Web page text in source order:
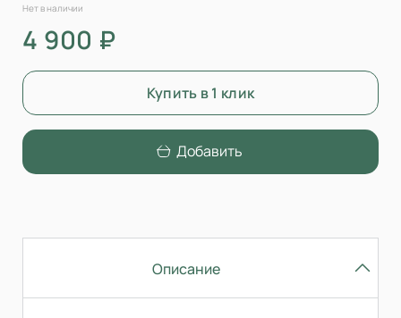
Нет в наличии
4 900 ₽
Купить в 1 клик
Добавить
Описание